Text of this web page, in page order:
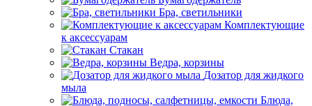
Бра, светильники
Комплектующие
к аксессуарам
Стакан
Ведра, корзины
Дозатор для жидкого
мыла
Блюда,